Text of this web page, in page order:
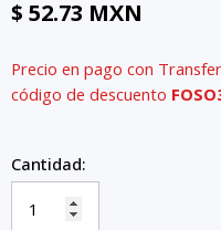
$ 52.73 MXN
Precio en pago con
código de descuento
Cantidad: